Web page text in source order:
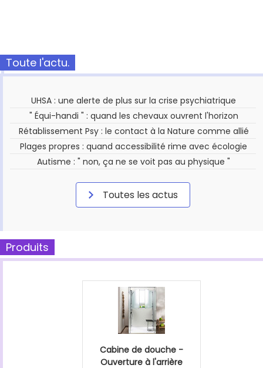
Toute l'actu.
UHSA : une alerte de plus sur la crise psychiatrique
" Équi-handi " : quand les chevaux ouvrent l'horizon
Rétablissement Psy : le contact à la Nature comme allié
Plages propres : quand accessibilité rime avec écologie
Autisme : " non, ça ne se voit pas au physique "
Toutes les actus
Produits
Cabine de douche -
Ouverture à l'arrière